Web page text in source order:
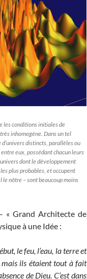
les conditions initiales de
inhomogène. Dans un tel
distincts, parallèles ou
eux, possédant chacun leurs
dont le développement
plus probables, et occupent
le nôtre – sont beaucoup moins
« Grand Architecte de
à une Idée :
le feu, l’eau, la terre et
mais ils étaient tout à fait
de Dieu. C’est dans